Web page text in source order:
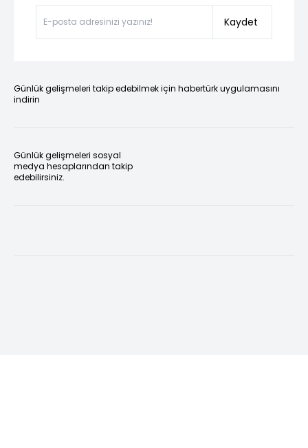
Kaydet
Günlük gelişmeleri takip edebilmek için habertürk uygulamasını
indirin
Günlük gelişmeleri sosyal
medya hesaplarından takip
edebilirsiniz.